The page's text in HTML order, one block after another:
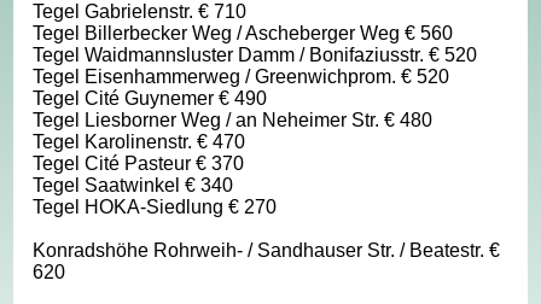
Tegel Gabrielenstr. € 710
Tegel Billerbecker Weg / Ascheberger Weg € 560
Tegel Waidmannsluster Damm / Bonifaziusstr. € 520
Tegel Eisenhammerweg / Greenwichprom. € 520
Tegel Cité Guynemer € 490
Tegel Liesborner Weg / an Neheimer Str. € 480
Tegel Karolinenstr. € 470
Tegel Cité Pasteur € 370
Tegel Saatwinkel € 340
Tegel HOKA-Siedlung € 270
Konradshöhe Rohrweih- / Sandhauser Str. / Beatestr. €
620